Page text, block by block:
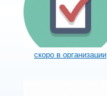
скоро в организации